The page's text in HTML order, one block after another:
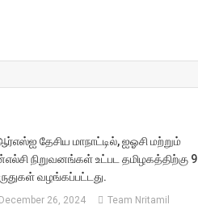
தேசிய மாநாட்டில், ஐஓசி மற்றும்
நிறுவனங்கள் உட்பட தமிழகத்திற்கு 9
வழங்கப்பட்டது.
December 26, 2024 Team Nritamil